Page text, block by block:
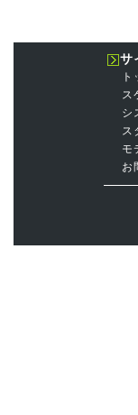
サ
ト
ス
シ
ス
モ
お